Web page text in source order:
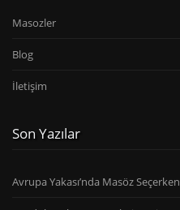
Masozler
Blog
İletişim
Son Yazılar
Avrupa Yakası’nda Masöz